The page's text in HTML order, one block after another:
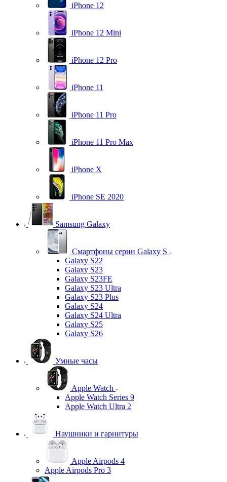
iPhone 12
iPhone 12 Mini
iPhone 12 Pro
iPhone 11
iPhone 11 Pro
iPhone 11 Pro Max
iPhone X
iPhone SE 2020
Samsung Galaxy
Смартфоны серии Galaxy S
Galaxy S22
Galaxy S23
Galaxy S23FE
Galaxy S23 Ultra
Galaxy S23 Plus
Galaxy S24
Galaxy S24 Ultra
Galaxy S25
Galaxy S26
Умные часы
Apple Watch
Apple Watch Series 9
Apple Watch Ultra 2
Наушники и гарнитуры
Apple Airpods 4
Apple Airpods Pro 3